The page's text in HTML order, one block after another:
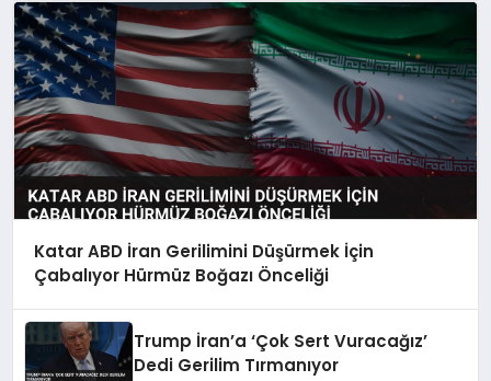
Katar ABD İran Gerilimini Düşürmek İçin
Çabalıyor Hürmüz Boğazı Önceliği
Trump İran’a ‘Çok Sert Vuracağız’
Dedi Gerilim Tırmanıyor